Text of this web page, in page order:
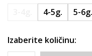
4-5g. 5-6g.
Izaberite količinu: